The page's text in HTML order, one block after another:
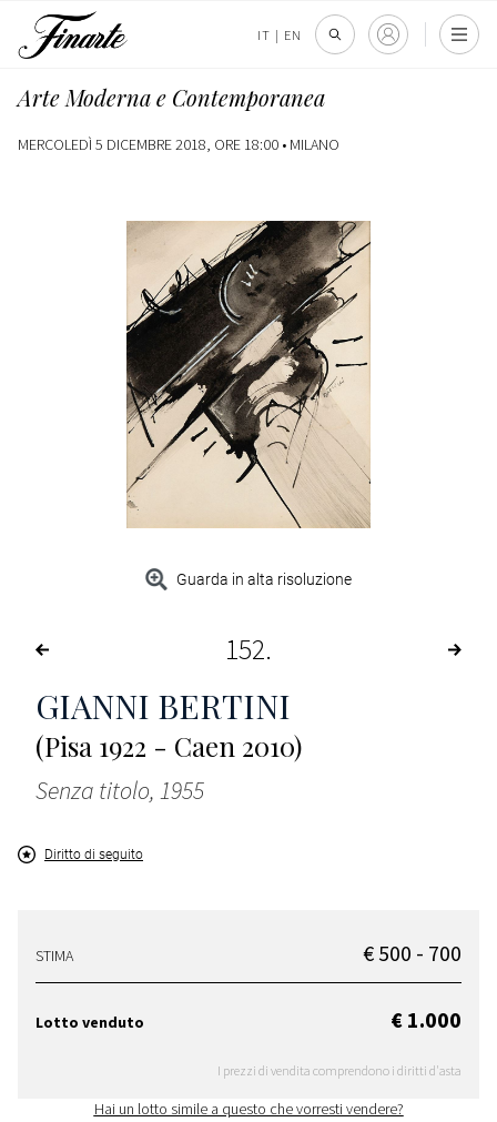
IT | EN
Arte Moderna e Contemporanea
MERCOLEDÌ 5 DICEMBRE 2018, ORE 18:00 • MILANO
Guarda in alta risoluzione
152
GIANNI BERTINI
(Pisa 1922 - Caen 2010)
Senza titolo, 1955
Diritto di seguito
STIMA € 500 - 700
Lotto venduto € 1.000
I prezzi di vendita comprendono i diritti d'asta
Hai un lotto simile a questo che vorresti vendere?